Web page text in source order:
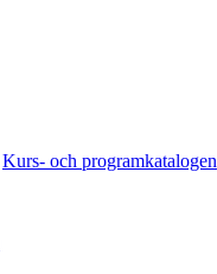
Kurs- och programkatalogen